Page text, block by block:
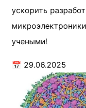
ускорить
учеными!
📅 29.06.2025